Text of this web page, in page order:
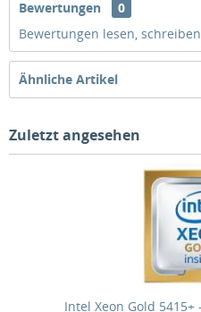
Bewertungen
0
Bewertungen lesen,
Ähnliche Artikel
Zuletzt angesehen
Intel Xeon Gold 5415+